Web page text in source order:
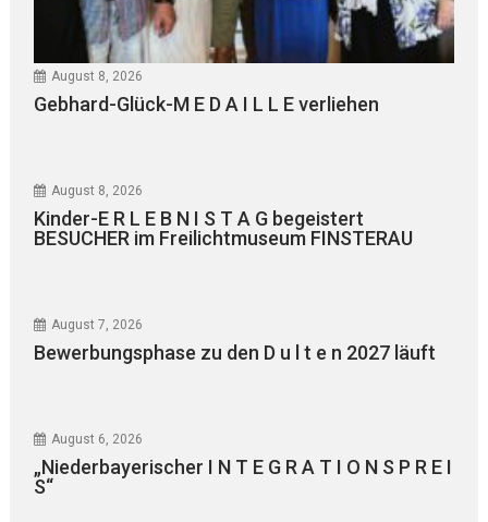
August 8, 2026
Gebhard-Glück-M E D A I L L E verliehen
August 8, 2026
Kinder-E R L E B N I S T A G begeistert
BESUCHER im Freilichtmuseum FINSTERAU
August 7, 2026
Bewerbungsphase zu den D u l t e n 2027 läuft
August 6, 2026
„Niederbayerischer I N T E G R A T I O N S P R E I
S“